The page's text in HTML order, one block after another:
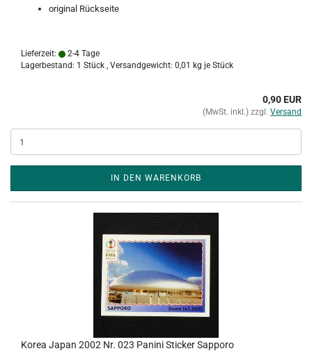
original Rückseite
Lieferzeit:
2-4 Tage
Lagerbestand: 1 Stück , Versandgewicht: 0,01 kg je Stück
0,90 EUR
(MwSt. inkl.) zzgl. Versand
IN DEN WARENKORB
Korea Japan 2002 Nr. 023 Panini Sticker Sapporo